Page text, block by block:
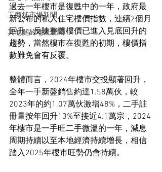
工商舖市場新聞
其他關於地產新聞
過去一年樓市是復甦中的一年，政府最
新公布的私人住宅樓價指數，連續2個月
回升，反映整體樓價已進入見底回升的
趨勢，當然樓市在復甦的初期，樓價指
數難免會有反覆。
整體而言，2024年樓市交投顯著回升，
全年一手新盤銷售約達1.58萬伙，較
2023年的約1.07萬伙激增48%，二手註
冊量按年回升13%至接近4.1萬宗，2024
年樓市是一手旺二手微溫的一年，減息
周期持續以至本地經濟持續增長，相信
踏入2025年樓市旺勢仍會持續。